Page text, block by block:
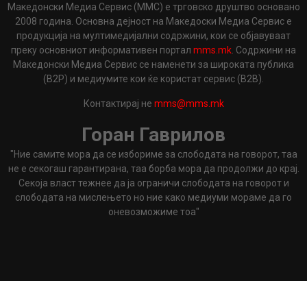
Македонски Медиа Сервис (ММС) е трговско друштво основано
2008 година. Основна дејност на Македоски Медиа Сервис е
продукција на мултимедијални содржини, кои се објавуваат
преку основниот информативен портал mms.mk . Содржини на
Македонски Медиа Сервис се наменети за широката публика
(B2P) и медиумите кои ќе користат сервис (B2B).
Контактирај не mms@mms.mk
Горан Гаврилов
"Ние самите мора да се избориме за слободата на говорот, таа
не е секогаш гарантирана, таа борба мора да продолжи до крај.
Секоја власт тежнее да ја ограничи слободата на говорот и
слободата на мислењето но ние како медиуми мораме да го
оневозможиме тоа"